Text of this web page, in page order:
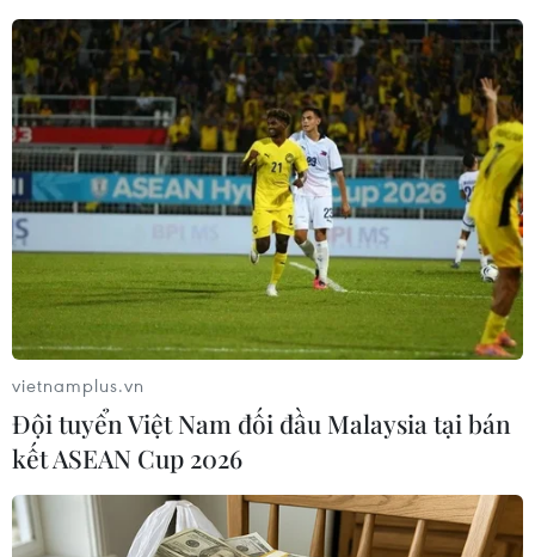
Theo dõi VietnamPlus
TIN LIÊN QUAN
vietnamplus.vn
Đội tuyển Việt Nam đối đầu Malaysia tại bán
kết ASEAN Cup 2026